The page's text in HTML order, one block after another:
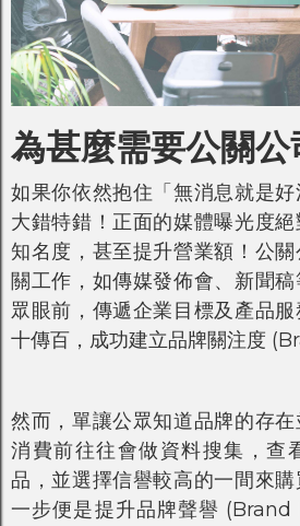
為甚麼需要公關公
如果你依然抱住「無消息就是
大錯特錯！正面的媒體曝光度
知名度，甚至提升營業額！公
關工作，如傳媒發佈會、新聞
眾眼前，傳遞企業目標及產品服
十傳百，成功建立品牌關注度
然而，單讓公眾知道品牌的存
消費前往往會做資料搜集，查
品，並選擇信譽較高的一間來
一步便是提升品牌聲譽